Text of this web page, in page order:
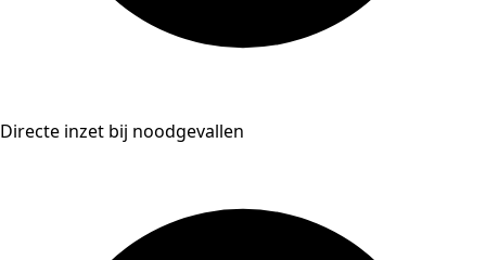
Directe inzet bij noodgevallen